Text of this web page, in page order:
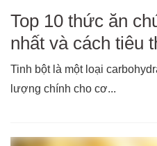
Top 10 thức ăn
nhất và cách tiêu
Tinh bột là một loại
lượng chính cho cơ...